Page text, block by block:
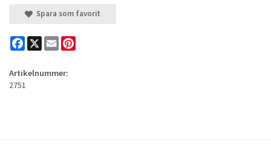
Spara som favorit
Facebook
X Email
Artikelnummer:
2751